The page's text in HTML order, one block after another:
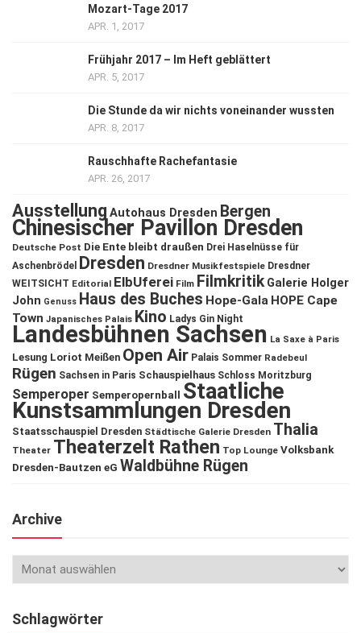
Mozart-Tage 2017
APR. 1, 2017
Frühjahr 2017 – Im Heft geblättert
APR. 5, 2017
Die Stunde da wir nichts voneinander wussten
APR. 8, 2017
Rauschhafte Rachefantasie
APR. 26, 2017
Ausstellung Autohaus Dresden Bergen
Chinesischer Pavillon Dresden
Deutsche Post Die Ente bleibt draußen Drei Haselnüsse für
Aschenbrödel
Dresden Dresdner Musikfestspiele Dresdner
WEITSICHT Editorial ElbUferei Film Filmkritik Galerie Holger
John Genuss Haus des Buches Hope-Gala HOPE Cape
Town Japanisches Palais Kino Ladys Gin Night
Landesbühnen Sachsen La Saxe à Paris
Lesung Loriot Meißen Open Air Palais Sommer Radebeul
Rügen Sachsen in Paris Schauspielhaus Schloss Moritzburg
Semperoper Semperopernball Staatliche
Kunstsammlungen Dresden
Staatsschauspiel Dresden Städtische Galerie Dresden Thalia
Theater Theaterzelt Rathen Top Lounge Volksbank
Dresden-Bautzen eG Waldbühne Rügen
Archive
Schlagwörter